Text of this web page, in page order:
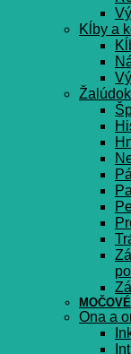
Kĺby a
Ona a